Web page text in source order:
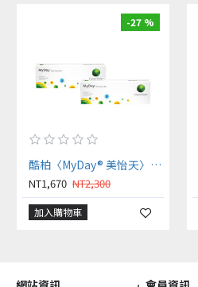
-27 %
酷柏〈MyDay® 美怡天〉矽水膠日拋【30片裝】2盒
NT1,670 NT2,300
加入購物車